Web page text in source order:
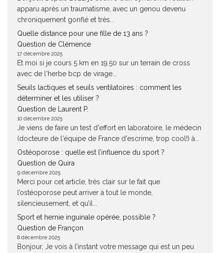
apparu après un traumatisme, avec un genou devenu
chroniquement gonflé et très...
Quelle distance pour une fille de 13 ans ?
Question de Clémence
17 décembre 2025
Et moi si je cours 5 km en 19.50 sur un terrain de cross
avec de l'herbe bcp de virage...
Seuils lactiques et seuils ventilatoires : comment les
déterminer et les utiliser ?
Question de Laurent P.
10 décembre 2025
Je viens de faire un test d'effort en laboratoire, le médecin
(docteure de l'équipe de France d'escrime, trop cool!) à...
Ostéoporose : quelle est l’influence du sport ?
Question de Quira
9 décembre 2025
Merci pour cet article, très clair sur le fait que
l’ostéoporose peut arriver à tout le monde,
silencieusement, et qu’il...
Sport et hernie inguinale opérée, possible ?
Question de Françon
8 décembre 2025
Bonjour, Je vois à l’instant votre message qui est un peu